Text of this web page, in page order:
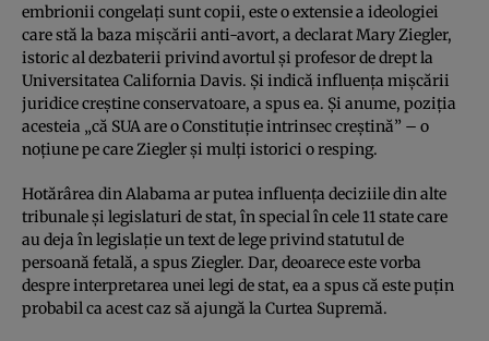
embrionii congelați sunt copii, este o extensie a ideologiei
care stă la baza mișcării anti-avort, a declarat Mary Ziegler,
istoric al dezbaterii privind avortul și profesor de drept la
Universitatea California Davis. Și indică influența mișcării
juridice creștine conservatoare, a spus ea. Și anume, poziția
acesteia „că SUA are o Constituție intrinsec creștină” – o
noțiune pe care Ziegler și mulți istorici o resping.
Hotărârea din Alabama ar putea influența deciziile din alte
tribunale și legislaturi de stat, în special în cele 11 state care
au deja în legislație un text de lege privind statutul de
persoană fetală, a spus Ziegler. Dar, deoarece este vorba
despre interpretarea unei legi de stat, ea a spus că este puțin
probabil ca acest caz să ajungă la Curtea Supremă.